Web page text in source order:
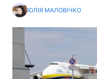
ЮЛІЯ МАЛОВІЧКО